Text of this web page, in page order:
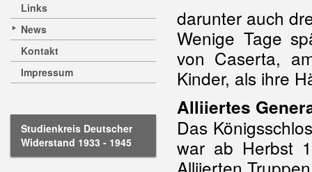
Links
News
Kontakt
Impressum
Studienkreis Deutscher
Widerstand 1933 - 1945
darunter auch
Wenige Tage
von Caserta,
Kinder, als ihre
Alliiertes
Das
war ab Herbst